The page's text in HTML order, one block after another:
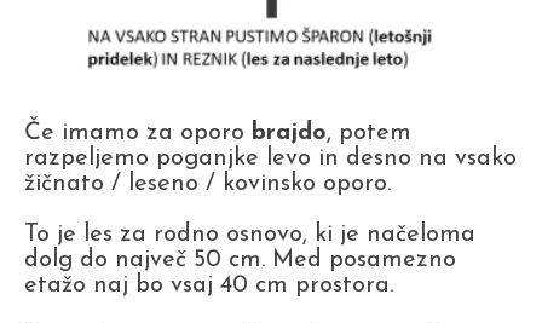
Če imamo za oporo brajdo, potem
razpeljemo poganjke levo in desno na vsako
žičnato / leseno / kovinsko oporo.
To je les za rodno osnovo, ki je načeloma
dolg do največ 50 cm. Med posamezno
etažo naj bo vsaj 40 cm prostora.